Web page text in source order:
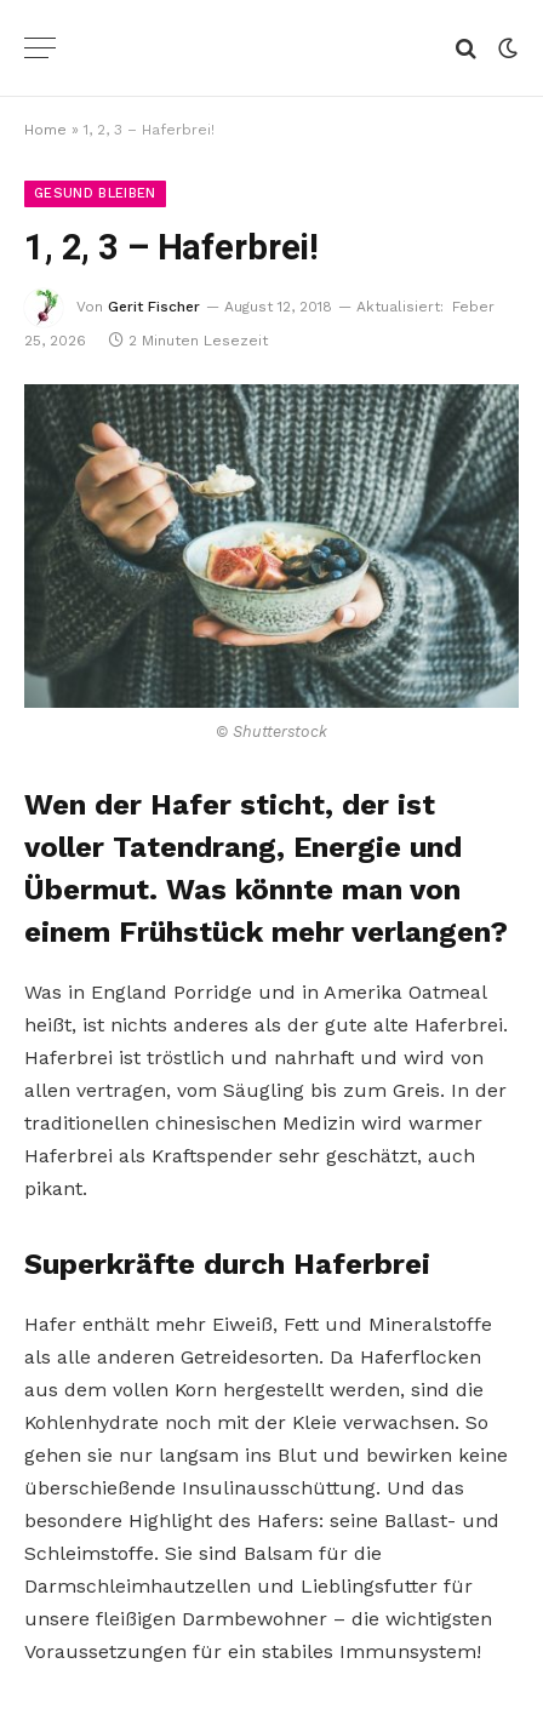
Home » 1, 2, 3 – Haferbrei!
GESUND BLEIBEN
1, 2, 3 – Haferbrei!
Von Gerit Fischer August 12, 2018 Aktualisiert:
Feber
25, 2026
2 Minuten Lesezeit
© Shutterstock
Wen der Hafer sticht, der ist
voller Tatendrang, Energie und
Übermut. Was könnte man von
einem Frühstück mehr verlangen?
Was in England Porridge und in Amerika Oatmeal
heißt, ist nichts anderes als der gute alte Haferbrei.
Haferbrei ist tröstlich und nahrhaft und wird von
allen vertragen, vom Säugling bis zum Greis. In der
traditionellen chinesischen Medizin wird warmer
Haferbrei als Kraftspender sehr geschätzt, auch
pikant.
Superkräfte durch Haferbrei
Hafer enthält mehr Eiweiß, Fett und Mineralstoffe
als alle anderen Getreidesorten. Da Haferflocken
aus dem vollen Korn hergestellt werden, sind die
Kohlenhydrate noch mit der Kleie verwachsen. So
gehen sie nur langsam ins Blut und bewirken keine
überschießende Insulinausschüttung. Und das
besondere Highlight des Hafers: seine Ballast- und
Schleimstoffe. Sie sind Balsam für die
Darmschleimhautzellen und Lieblingsfutter für
unsere fleißigen Darmbewohner – die wichtigsten
Voraussetzungen für ein stabiles Immunsystem!